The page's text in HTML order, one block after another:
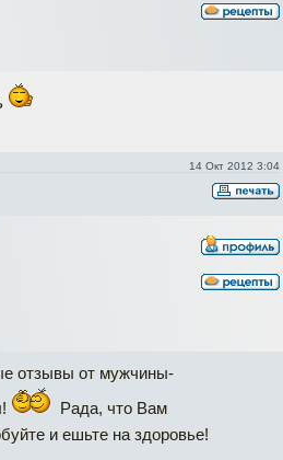
14 Окт 2012 3:04
отзывы от мужчины-
Рада, что Вам
и ешьте на здоровье!